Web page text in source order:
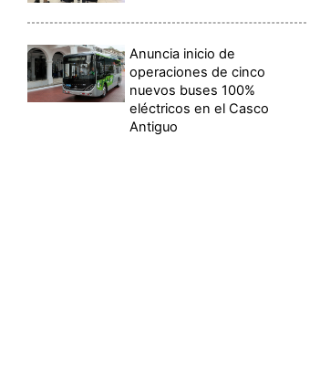
Anuncia inicio de
operaciones de cinco
nuevos buses 100%
eléctricos en el Casco
Antiguo